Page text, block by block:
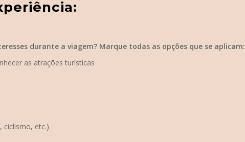
durante a viagem? Marque todas as opções que se aplicam:
as atrações turísticas
ciclismo, etc.)